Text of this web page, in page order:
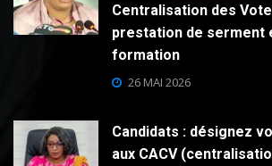
Centralisation des
prestation de serment
formation
26 MAI 2026
Candidats : désignez
aux CACV